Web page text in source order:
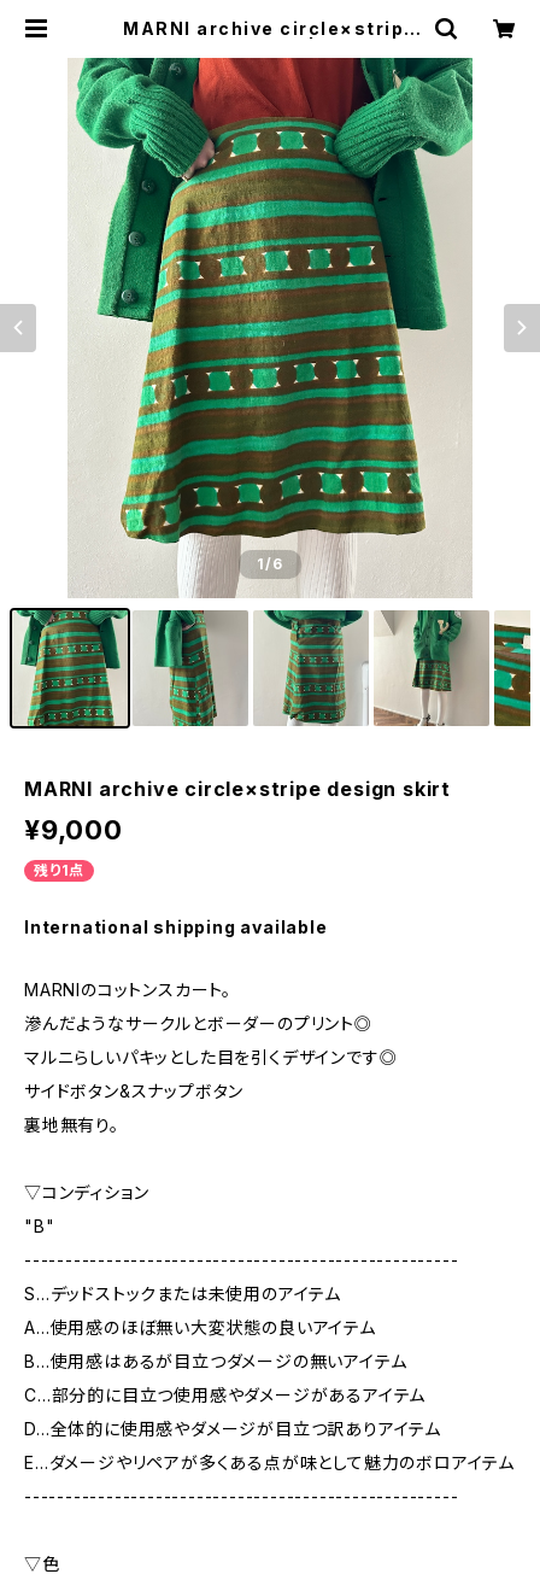
MARNI archive circle×stripe
1/6
MARNI archive circle×stripe design skirt
¥9,000
残り1点
International shipping available
MARNIのコットンスカート。
滲んだようなサークルとボーダーのプリント◎
マルニらしいパキッとした目を引くデザインです◎
サイドボタン&スナップボタン
裏地無有り。
▽コンディション
"B"
-----------------------------------------------------
S…デッドストックまたは未使用のアイテム
A…使用感のほぼ無い大変状態の良いアイテム
B…使用感はあるが目立つダメージの無いアイテム
C…部分的に目立つ使用感やダメージがあるアイテム
D…全体的に使用感やダメージが目立つ訳ありアイテム
E…ダメージやリペアが多くある点が味として魅力のボロアイテム
-----------------------------------------------------
▽色